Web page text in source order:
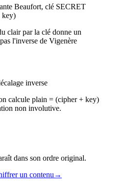
Beaufort, clé SECRET
key)
clair par la clé donne un
l'inverse de Vigenère
inverse
calcule plain = (cipher + key)
non involutive.
dans son ordre original.
un contenu →